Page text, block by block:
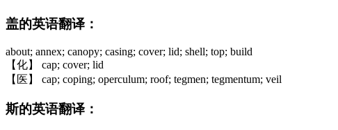
盖的英语翻译：
about; annex; canopy; casing; cover; lid; shell; top; build
【化】 cap; cover; lid
【医】 cap; coping; operculum; roof; tegmen; tegmentum; veil
斯的英语翻译：